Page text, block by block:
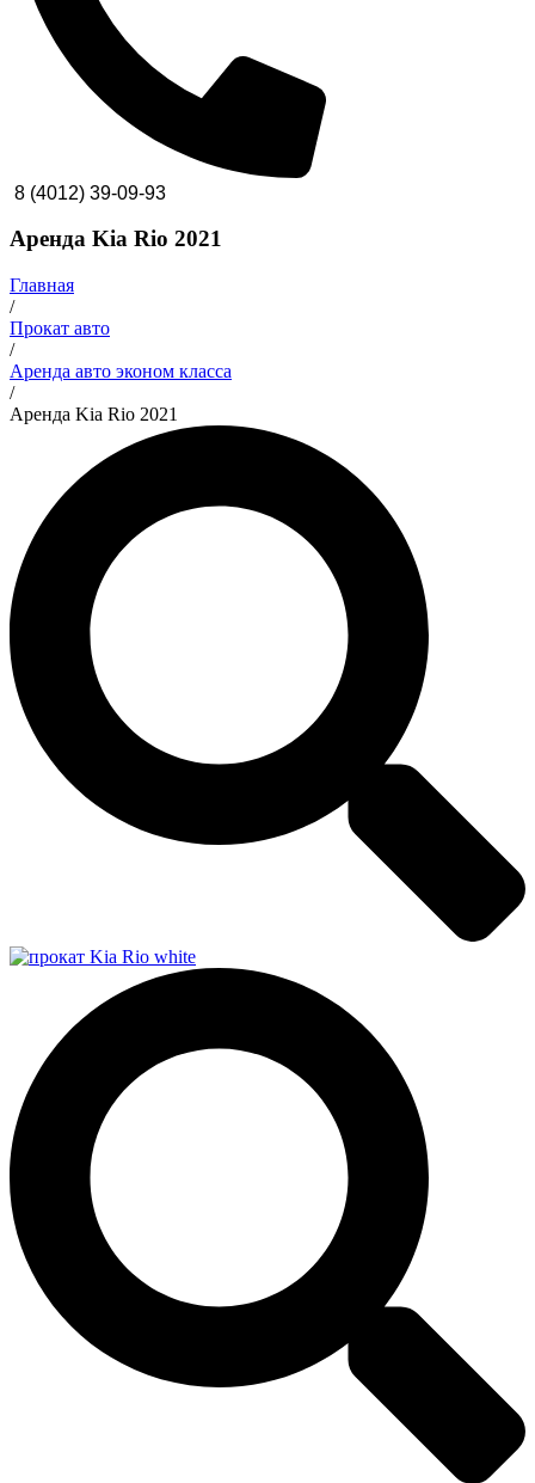
8 (4012) 39-09-93
Аренда Kia Rio 2021
Главная
/
Прокат авто
/
Аренда авто эконом класса
/
Аренда Kia Rio 2021